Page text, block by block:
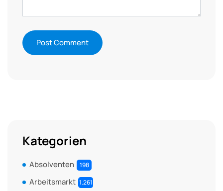
Kategorien
Absolventen 198
Arbeitsmarkt 1.261